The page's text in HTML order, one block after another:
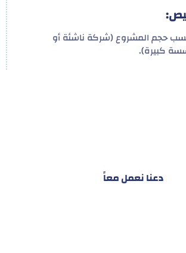
حجم المشروع (شركة ناشئة أو
كبيرة).
دعنا نعمل معاً